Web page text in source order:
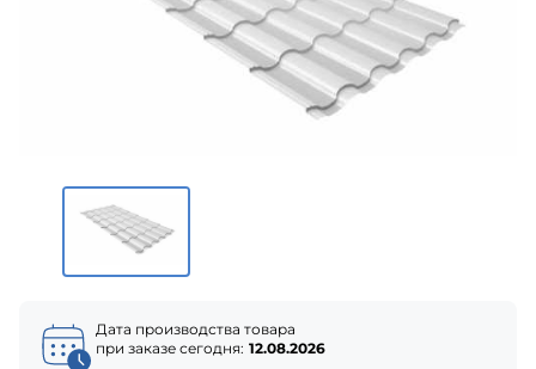
Дата производства товара
при заказе сегодня: 12.08.2026